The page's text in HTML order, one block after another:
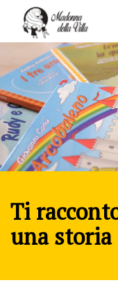
Ti
una storia